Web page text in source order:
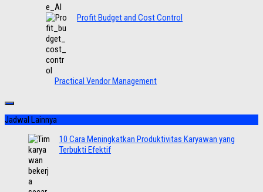
Profit Budget and Cost Control
Practical Vendor Management
Jadwal Lainnya
10 Cara Meningkatkan Produktivitas Karyawan yang
Terbukti Efektif